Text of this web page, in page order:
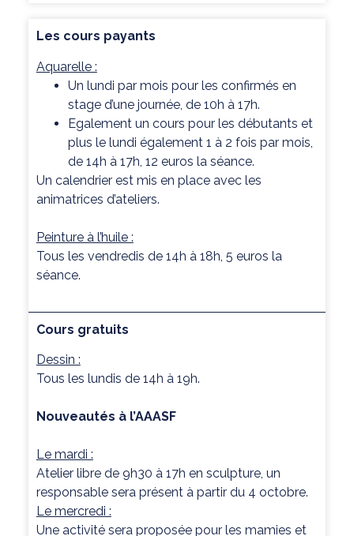
Les cours payants
Aquarelle :
Un lundi par mois pour les confirmés en
stage d’une journée, de 10h à 17h.
Egalement un cours pour les débutants et
plus le lundi également 1 à 2 fois par mois,
de 14h à 17h, 12 euros la séance.
Un calendrier est mis en place avec les
animatrices d’ateliers.
Peinture à l’huile :
Tous les vendredis de 14h à 18h, 5 euros la
séance.
Cours gratuits
Dessin :
Tous les lundis de 14h à 19h.
Nouveautés à l’AAASF
Le mardi :
Atelier libre de 9h30 à 17h en sculpture, un
responsable sera présent à partir du 4 octobre.
Le mercredi :
Une activité sera proposée pour les mamies et